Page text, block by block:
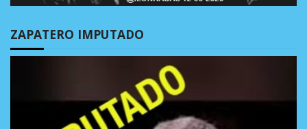
ZAPATERO IMPUTADO